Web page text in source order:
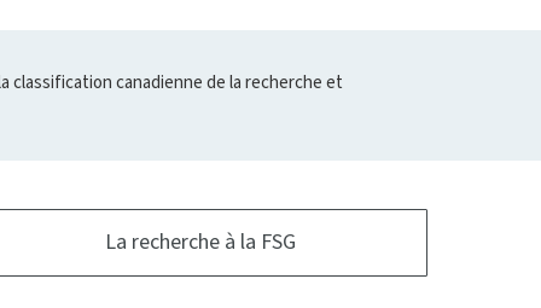
classification canadienne de la recherche et
La recherche à la FSG